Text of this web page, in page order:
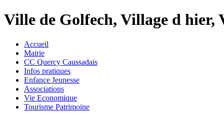
Ville de Golfech, Village d
Accueil
Mairie
CC Quercy Caussadais
Infos pratiques
Enfance Jeunesse
Associations
Vie Economique
Tourisme Patrimoine